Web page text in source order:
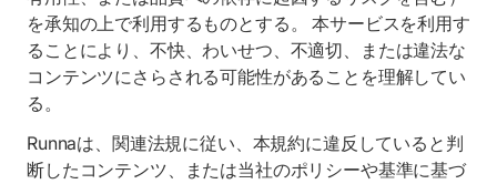
を承知の上で利用するものとする。 本サービスを利用す
ることにより、不快、わいせつ、不適切、または違法な
コンテンツにさらされる可能性があることを理解してい
る。
Runnaは、関連法規に従い、本規約に違反していると判
断したコンテンツ、または当社のポリシーや基準に基づ